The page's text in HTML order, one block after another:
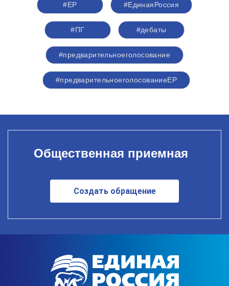
#ЕР #ЕдинаяРоссия
#ПГ #дебаты
#предварительноеголосование
#предварительноеголосованиеЕР
Общественная приемная
Создать обращение